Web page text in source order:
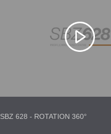
SBZ 628 - ROTATION 360°